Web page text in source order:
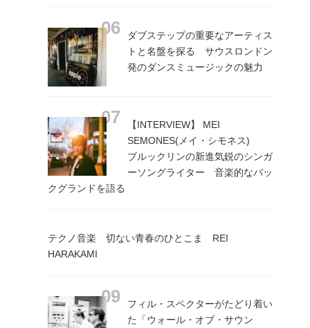
ダブステップの重要なアーティス
トと名盤を探る サウスロンドン
発のダンスミュージックの魅力
【INTERVIEW】 MEI
SEMONES(メイ・シモネス)
ブルックリンの新進気鋭のシンガ
ーソングライター 音楽的なバッ
クグランドを語る
テクノ音楽 切ない青春のひとこま REI
HARAKAMI
フィル・スペクターがたどり着い
た「ウォール・オブ・サウン